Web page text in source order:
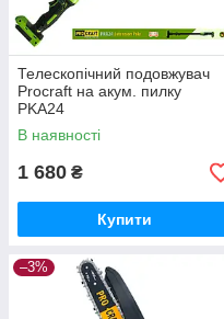
Телескопічний подовжувач
Procraft на акум. пилку
PKA24
В наявності
1 680 ₴
Купити
–3%